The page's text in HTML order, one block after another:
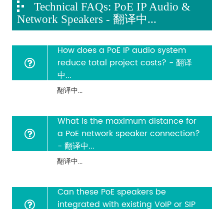
Technical FAQs: PoE IP Audio &
Network Speakers - 翻译中...
How does a PoE IP audio system
reduce total project costs? - 翻译
中...
翻译中...
What is the maximum distance for
a PoE network speaker connection?
- 翻译中...
翻译中...
Can these PoE speakers be
integrated with existing VoIP or SIP